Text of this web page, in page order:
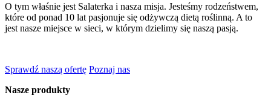
O tym właśnie jest Salaterka i nasza misja. Jesteśmy rodzeństwem,
które od ponad 10 lat pasjonuje się odżywczą dietą roślinną. A to
jest nasze miejsce w sieci, w którym dzielimy się naszą pasją.
Sprawdź naszą ofertę Poznaj nas
Nasze produkty